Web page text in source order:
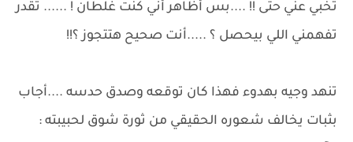
تخبي عني حتى !! ....بس أظاهر أني كنت غلطان ! ...... تقدر
تفهمني اللي بيحصل ؟ .....أنت صحيح هتتجوز ؟!!
تنهد وجيه بهدوء فهذا كان توقعه وصدق حدسه ....أجاب
بثبات يخالف شعوره الحقيقي من ثورة شوق لحبيبته :